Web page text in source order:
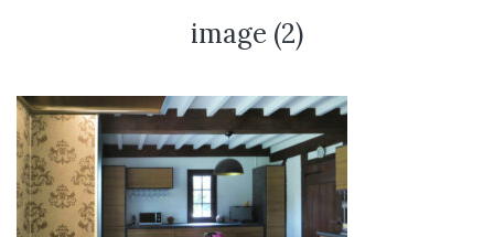
Accueil
L’agence
image (2)